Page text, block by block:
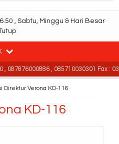
, Sabtu, Minggu & Hari Besar
, 085710030301 Fax :
Direktur Verona KD-116
KD-116